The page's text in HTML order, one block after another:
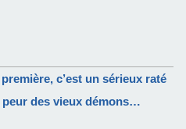
c’est un sérieux raté
peur des vieux démons…